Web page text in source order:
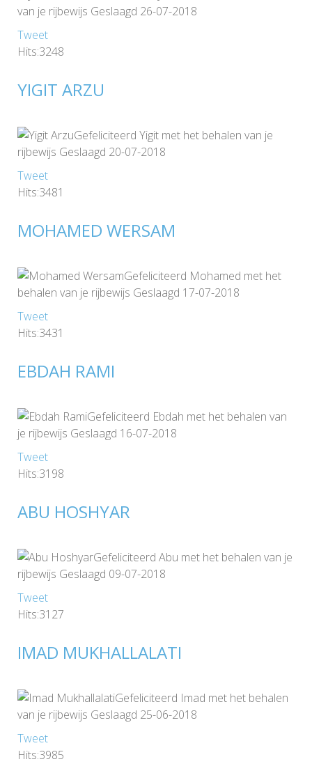
van je rijbewijs Geslaagd 26-07-2018
Tweet
Hits:3248
YIGIT ARZU
Gefeliciteerd Yigit met het behalen van je
rijbewijs Geslaagd 20-07-2018
Tweet
Hits:3481
MOHAMED WERSAM
Gefeliciteerd Mohamed met het
behalen van je rijbewijs Geslaagd 17-07-2018
Tweet
Hits:3431
EBDAH RAMI
Gefeliciteerd Ebdah met het behalen van
je rijbewijs Geslaagd 16-07-2018
Tweet
Hits:3198
ABU HOSHYAR
Gefeliciteerd Abu met het behalen van je
rijbewijs Geslaagd 09-07-2018
Tweet
Hits:3127
IMAD MUKHALLALATI
Gefeliciteerd Imad met het behalen
van je rijbewijs Geslaagd 25-06-2018
Tweet
Hits:3985